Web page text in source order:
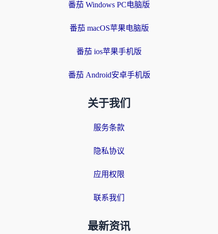
番茄 Windows PC电脑版
番茄 macOS苹果电脑版
番茄 ios苹果手机版
番茄 Android安卓手机版
关于我们
服务条款
隐私协议
应用权限
联系我们
最新资讯